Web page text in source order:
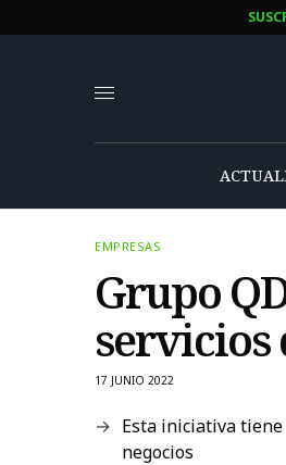
EMPRESAS
Grupo
servicios
17 JUNIO 2022
Esta iniciativa
negocios